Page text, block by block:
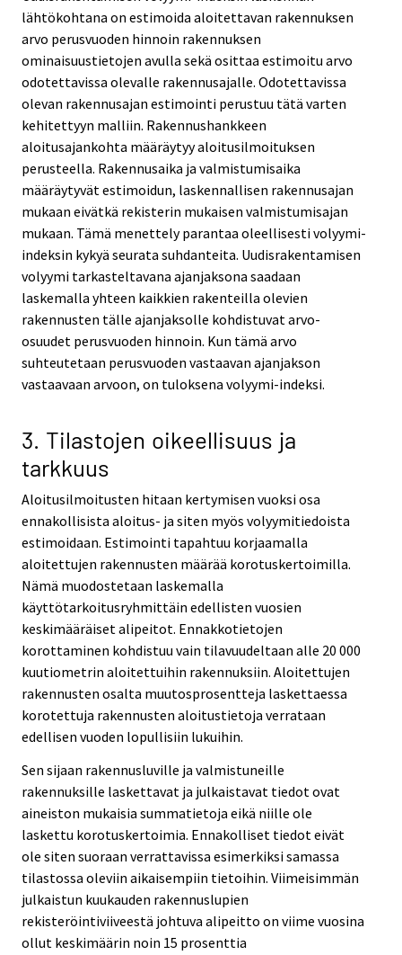
lähtökohtana on estimoida aloitettavan rakennuksen
arvo perusvuoden hinnoin rakennuksen
ominaisuustietojen avulla sekä osittaa estimoitu arvo
odotettavissa olevalle rakennusajalle. Odotettavissa
olevan rakennusajan estimointi perustuu tätä varten
kehitettyyn malliin. Rakennushankkeen
aloitusajankohta määräytyy aloitusilmoituksen
perusteella. Rakennusaika ja valmistumisaika
määräytyvät estimoidun, laskennallisen rakennusajan
mukaan eivätkä rekisterin mukaisen valmistumisajan
mukaan. Tämä menettely parantaa oleellisesti volyymi-
indeksin kykyä seurata suhdanteita. Uudisrakentamisen
volyymi tarkasteltavana ajanjaksona saadaan
laskemalla yhteen kaikkien rakenteilla olevien
rakennusten tälle ajanjaksolle kohdistuvat arvo-
osuudet perusvuoden hinnoin. Kun tämä arvo
suhteutetaan perusvuoden vastaavan ajanjakson
vastaavaan arvoon, on tuloksena volyymi-indeksi.
3. Tilastojen oikeellisuus ja
tarkkuus
Aloitusilmoitusten hitaan kertymisen vuoksi osa
ennakollisista aloitus- ja siten myös volyymitiedoista
estimoidaan. Estimointi tapahtuu korjaamalla
aloitettujen rakennusten määrää korotuskertoimilla.
Nämä muodostetaan laskemalla
käyttötarkoitusryhmittäin edellisten vuosien
keskimääräiset alipeitot. Ennakkotietojen
korottaminen kohdistuu vain tilavuudeltaan alle 20 000
kuutiometrin aloitettuihin rakennuksiin. Aloitettujen
rakennusten osalta muutosprosentteja laskettaessa
korotettuja rakennusten aloitustietoja verrataan
edellisen vuoden lopullisiin lukuihin.
Sen sijaan rakennusluville ja valmistuneille
rakennuksille laskettavat ja julkaistavat tiedot ovat
aineiston mukaisia summatietoja eikä niille ole
laskettu korotuskertoimia. Ennakolliset tiedot eivät
ole siten suoraan verrattavissa esimerkiksi samassa
tilastossa oleviin aikaisempiin tietoihin. Viimeisimmän
julkaistun kuukauden rakennuslupien
rekisteröintiviiveestä johtuva alipeitto on viime vuosina
ollut keskimäärin noin 15 prosenttia